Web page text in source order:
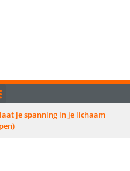
je spanning in je lichaam